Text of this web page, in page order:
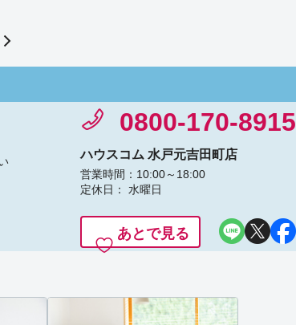
0800-170-8915
ハウスコム 水戸元吉田町店
営業時間：10:00～18:00
定休日： 水曜日
あとで見る